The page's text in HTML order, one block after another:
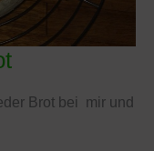
Brot bei mir und